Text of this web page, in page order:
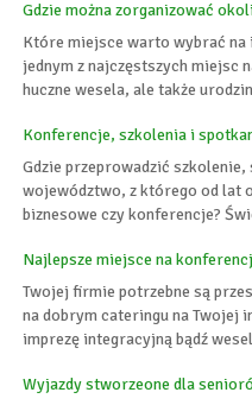
Gdzie można zorganizować
Które miejsce warto wybrać na
jednym z najczęstszych miejsc
huczne wesela, ale także
Konferencje, szkolenia i
Gdzie przeprowadzić
województwo, z którego od lat
biznesowe czy konferencje?
Najlepsze miejsce na
Twojej firmie potrzebne są
na dobrym cateringu na Twojej
imprezę integracyjną bądź
Wyjazdy stworzeone dla